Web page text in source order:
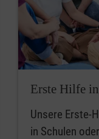
Erste Hilfe
Unsere Erste-
in Schulen